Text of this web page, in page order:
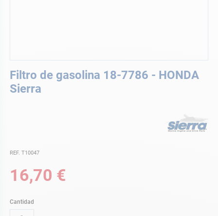
Filtro de gasolina 18-7786 - HONDA
Sierra
REF. T10047
16,70 €
Cantidad
al
comienzo
de